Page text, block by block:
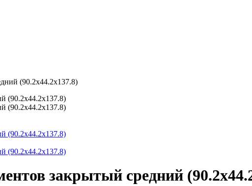
(90.2x44.2x137.8)
закрытый средний